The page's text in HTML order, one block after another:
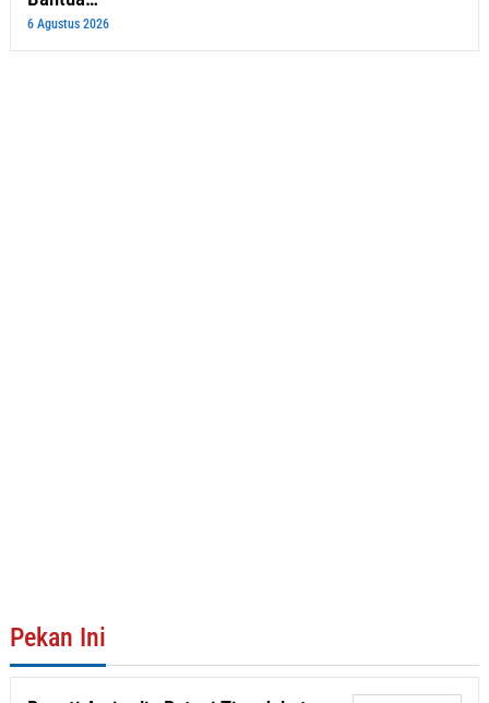
6 Agustus 2026
Pekan Ini